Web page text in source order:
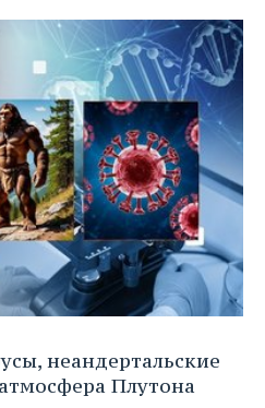
неандертальские
Плутона